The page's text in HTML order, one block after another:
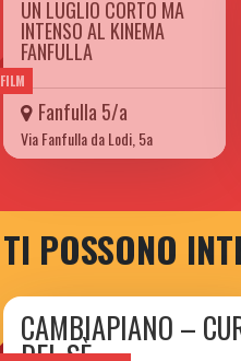
FILM
UN LUGLIO CORTO MA
INTENSO AL KINEMA
FANFULLA
Fanfulla 5/a
Via Fanfulla da Lodi, 5a
TI POSSONO
CAMBIAPIANO –